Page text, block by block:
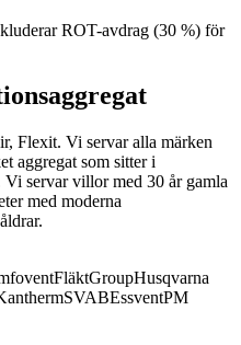
ROT-avdrag (30 %) för
Flexit. Vi servar alla märken
aggregat som sitter i
servar villor med 30 år gamla
med moderna
FläktGroupHusqvarna
SVABEssventPM